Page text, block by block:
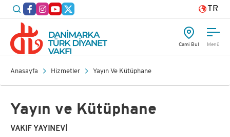
TR
Menü
Cami Bul
Anasayfa Hizmetler Yayın Ve Kütüphane
Yayın ve Kütüphane
VAKIF YAYINEVİ